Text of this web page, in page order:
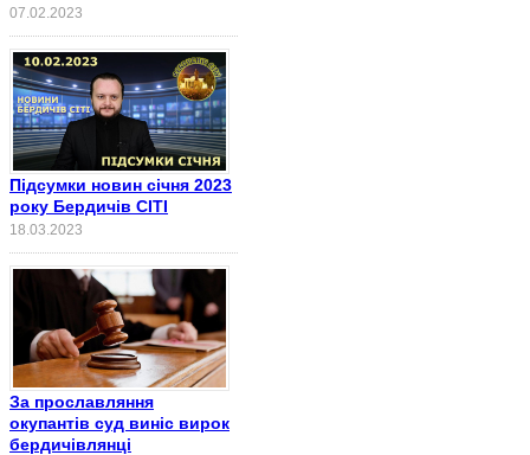
07.02.2023
Підсумки новин січня 2023
року Бердичів СІТІ
18.03.2023
За прославляння
окупантів суд виніс вирок
бердичівлянці